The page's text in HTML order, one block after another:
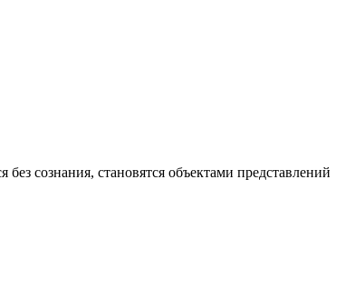
сознания, становятся объектами представлений